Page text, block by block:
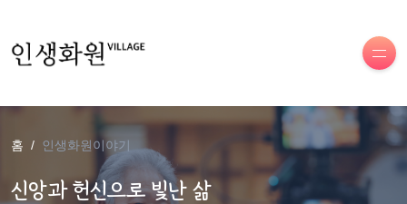
홈 인생화원이야기
신앙과 헌신으로 빛난 삶